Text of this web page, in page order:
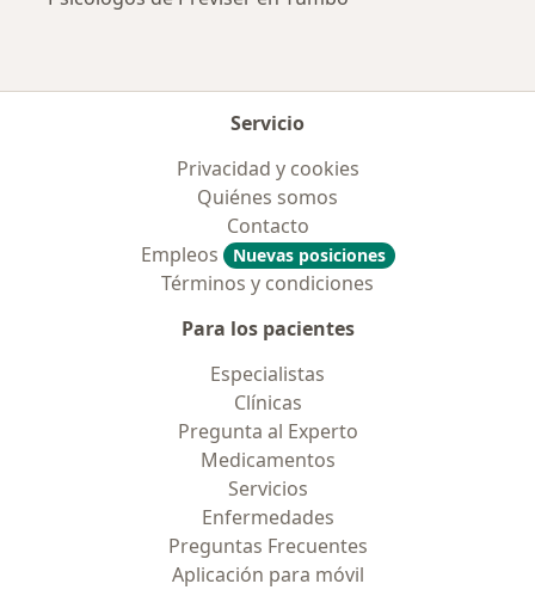
Servicio
Privacidad y cookies
Quiénes somos
Contacto
Empleos
Nuevas posiciones
Términos y condiciones
Para los pacientes
Especialistas
Clínicas
Pregunta al Experto
Medicamentos
Servicios
Enfermedades
Preguntas Frecuentes
Aplicación para móvil